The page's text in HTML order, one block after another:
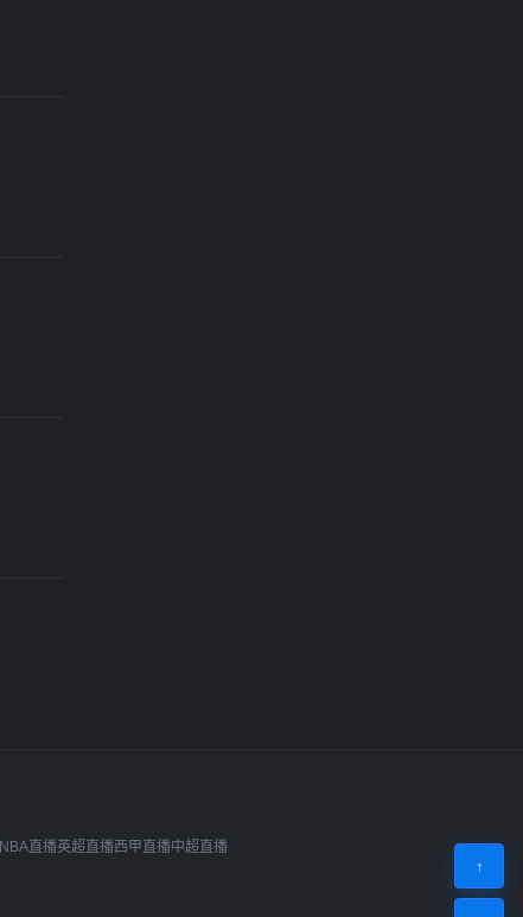
NBA直播英超直播西甲直播中超直播
↑